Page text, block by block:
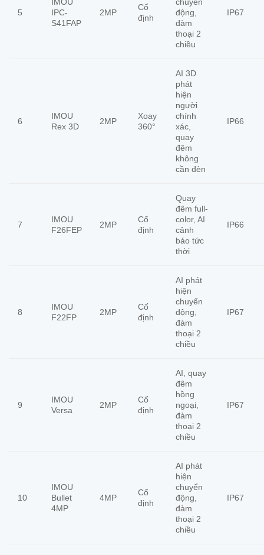
5
IPC-
S41FAP
2MP
Cố
định
động,
đàm
thoại 2
chiều
IP67
6
IMOU
Rex 3D
2MP
Xoay
360°
AI 3D
phát
hiện
người
chính
xác,
quay
đêm
không
cần đèn
IP66
7
IMOU
F26FEP
2MP
Cố
định
Quay
đêm full-
color, AI
cảnh
báo tức
thời
IP66
8
IMOU
F22FP
2MP
Cố
định
AI phát
hiện
chuyển
động,
đàm
thoại 2
chiều
IP67
9
IMOU
Versa
2MP
Cố
định
AI, quay
đêm
hồng
ngoại,
đàm
thoại 2
chiều
IP67
10
IMOU
Bullet
4MP
4MP
Cố
định
AI phát
hiện
chuyển
động,
đàm
thoại 2
chiều
IP67